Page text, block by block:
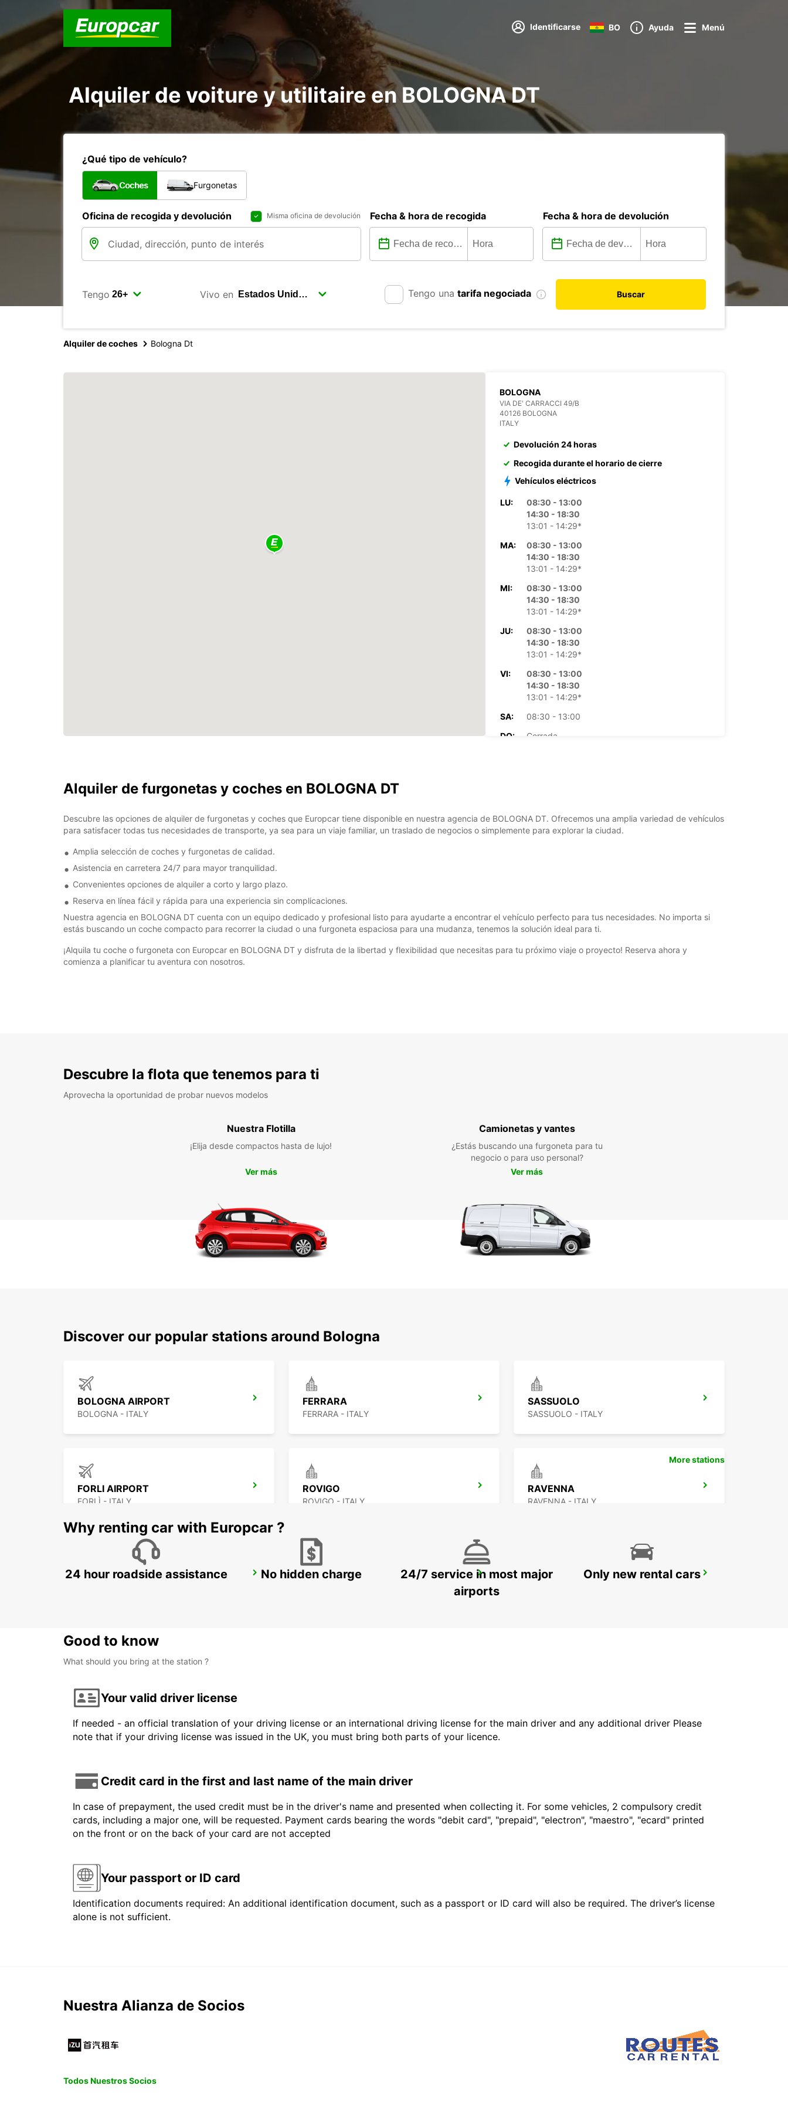
Identificarse BO Ayuda Menú
Alquiler de voiture y utilitaire en BOLOGNA DT
¿Qué tipo de vehículo?
Coches Furgonetas
Oficina de recogida y devolución Misma oficina de devolución Fecha & hora de recogida Fecha & hora de devolución
Tengo Vivo en Tengo una tarifa negociada Buscar
Alquiler de coches Bologna Dt
BOLOGNA
VIA DE' CARRACCI 49/B
40126 BOLOGNA
ITALY
Devolución 24 horas
Recogida durante el horario de cierre
Vehículos eléctricos
LU:
08:30 - 13:00
14:30 - 18:30
13:01 - 14:29*
MA:
08:30 - 13:00
14:30 - 18:30
13:01 - 14:29*
MI:
08:30 - 13:00
14:30 - 18:30
13:01 - 14:29*
JU:
08:30 - 13:00
14:30 - 18:30
13:01 - 14:29*
VI:
08:30 - 13:00
14:30 - 18:30
13:01 - 14:29*
SA:
08:30 - 13:00
DO:
Cerrada
Alquiler de furgonetas y coches en BOLOGNA DT
Descubre las opciones de alquiler de furgonetas y coches que Europcar tiene disponible en nuestra agencia de BOLOGNA DT. Ofrecemos una amplia variedad de vehículos
para satisfacer todas tus necesidades de transporte, ya sea para un viaje familiar, un traslado de negocios o simplemente para explorar la ciudad.
Amplia selección de coches y furgonetas de calidad.
Asistencia en carretera 24/7 para mayor tranquilidad.
Convenientes opciones de alquiler a corto y largo plazo.
Reserva en línea fácil y rápida para una experiencia sin complicaciones.
Nuestra agencia en BOLOGNA DT cuenta con un equipo dedicado y profesional listo para ayudarte a encontrar el vehículo perfecto para tus necesidades. No importa si
estás buscando un coche compacto para recorrer la ciudad o una furgoneta espaciosa para una mudanza, tenemos la solución ideal para ti.
¡Alquila tu coche o furgoneta con Europcar en BOLOGNA DT y disfruta de la libertad y flexibilidad que necesitas para tu próximo viaje o proyecto! Reserva ahora y
comienza a planificar tu aventura con nosotros.
Descubre la flota que tenemos para ti
Aprovecha la oportunidad de probar nuevos modelos
Nuestra Flotilla
¡Elija desde compactos hasta de lujo!
Ver más
Camionetas y vantes
¿Estás buscando una furgoneta para tu
negocio o para uso personal?
Ver más
Discover our popular stations around Bologna
BOLOGNA AIRPORT
BOLOGNA - ITALY
FERRARA
FERRARA - ITALY
SASSUOLO
SASSUOLO - ITALY
FORLI AIRPORT
FORLÌ - ITALY
ROVIGO
ROVIGO - ITALY
RAVENNA
RAVENNA - ITALY
FLORENCE AIRPORT FLORENCE NOVOLI FLORENCE CITY CENTER
More stations
Why renting car with Europcar ?
24 hour roadside assistance No hidden charge
24/7 service in most major
airports
Only new rental cars
Good to know
What should you bring at the station ?
Your valid driver license
If needed - an official translation of your driving license or an international driving license for the main driver and any additional driver Please
note that if your driving license was issued in the UK, you must bring both parts of your licence.
Credit card in the first and last name of the main driver
In case of prepayment, the used credit must be in the driver's name and presented when collecting it. For some vehicles, 2 compulsory credit
cards, including a major one, will be requested. Payment cards bearing the words "debit card", "prepaid", "electron", "maestro", "ecard" printed
on the front or on the back of your card are not accepted
Your passport or ID card
Identification documents required: An additional identification document, such as a passport or ID card will also be required. The driver’s license
alone is not sufficient.
Nuestra Alianza de Socios
Todos Nuestros Socios